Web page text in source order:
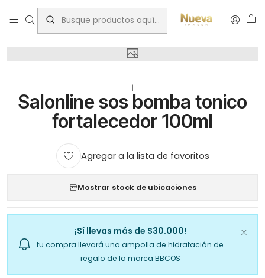
Inicio Salonline sos bomba tonico fortalecedor 100ml
|
Salonline sos bomba tonico
fortalecedor 100ml
Agregar a la lista de favoritos
Mostrar stock de ubicaciones
¡Sí llevas más de $30.000!
tu compra llevará una ampolla de hidratación de
regalo de la marca BBCOS